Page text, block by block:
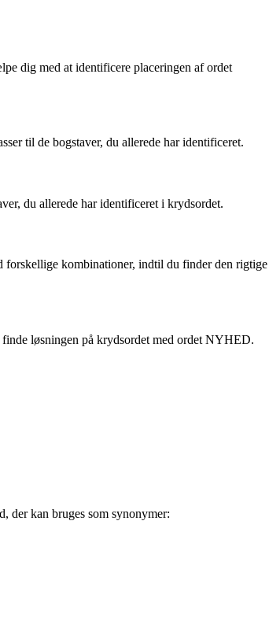
dig med at identificere placeringen af ordet
til de bogstaver, du allerede har identificeret.
du allerede har identificeret i krydsordet.
forskellige kombinationer, indtil du finder den rigtige
løsningen på krydsordet med ordet NYHED.
der kan bruges som synonymer: